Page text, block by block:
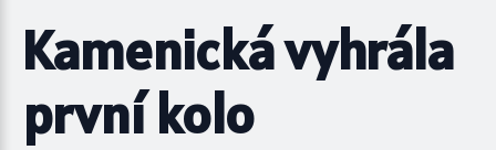
Kamenická vyhrála
první kolo